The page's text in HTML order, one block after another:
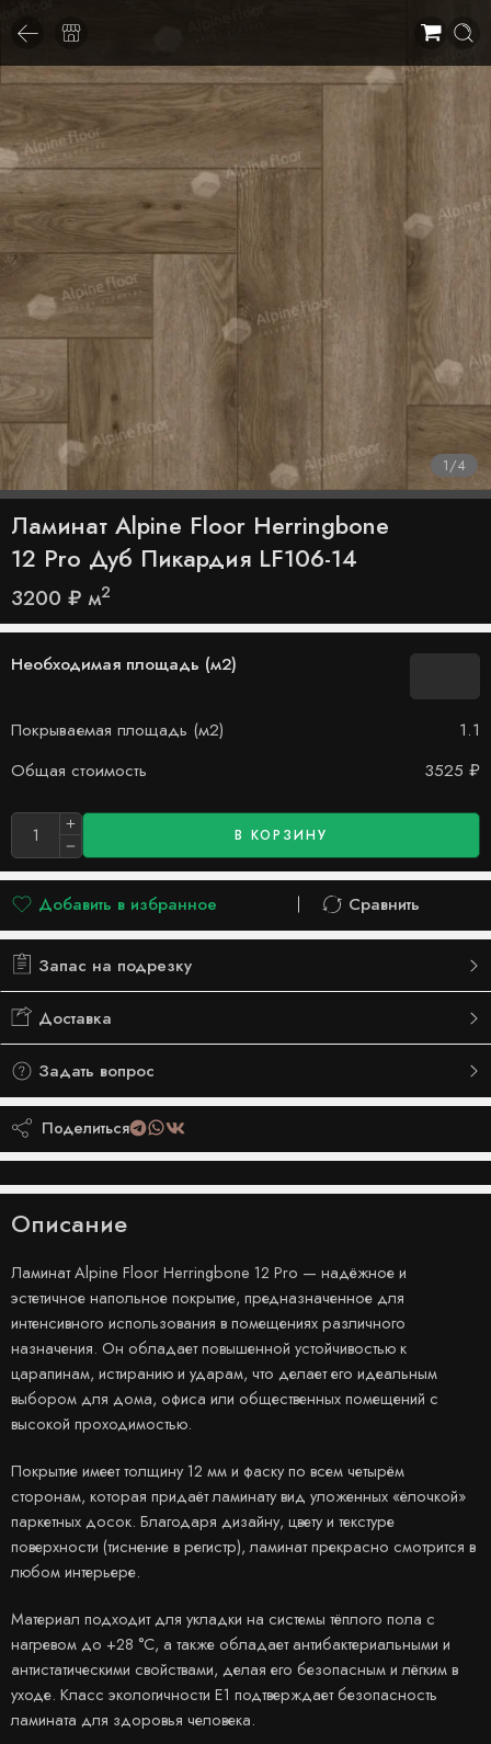
1/4
Ламинат Alpine Floor Herringbone
12 Pro Дуб Пикардия LF106-14
3200 ₽ м2
Необходимая площадь (м2)
Покрываемая площадь (м2)
1.1
Общая стоимость
3525 ₽
В КОРЗИНУ
Добавить в избранное
Добавлено в список желаний
Сравнить
Сравнить
Запас на подрезку
Доставка
Задать вопрос
Поделиться
Описание
Ламинат Alpine Floor Herringbone 12 Pro — надёжное и
эстетичное напольное покрытие, предназначенное для
интенсивного использования в помещениях различного
назначения. Он обладает повышенной устойчивостью к
царапинам, истиранию и ударам, что делает его идеальным
выбором для дома, офиса или общественных помещений с
высокой проходимостью.
Покрытие имеет толщину 12 мм и фаску по всем четырём
сторонам, которая придаёт ламинату вид уложенных «ёлочкой»
паркетных досок. Благодаря дизайну, цвету и текстуре
поверхности (тиснение в регистр), ламинат прекрасно смотрится в
любом интерьере.
Материал подходит для укладки на системы тёплого пола с
нагревом до +28 °C, а также обладает антибактериальными и
антистатическими свойствами, делая его безопасным и лёгким в
уходе. Класс экологичности Е1 подтверждает безопасность
ламината для здоровья человека.